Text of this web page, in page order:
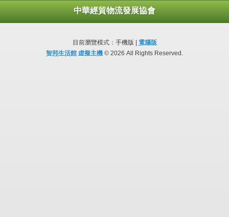
中華經貿物流發展協會
目前瀏覽模式：手機版 |
電腦版
智邦生活館 虛擬主機 © 2026 All Rights Reserved.